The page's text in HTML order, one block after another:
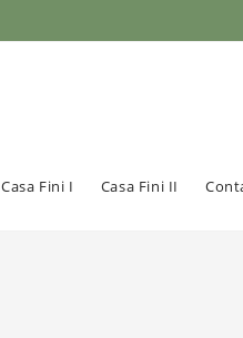
Casa Fini I Casa Fini II